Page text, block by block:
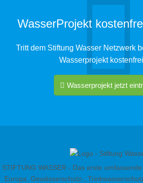
WasserProjekt
Tritt dem Stiftung Wasser Netzwerk
Wasserprojekt
Wasserprojekt jetzt
STIFTUNG WASSER - Das erste
Europa. Gewässerschutz-,